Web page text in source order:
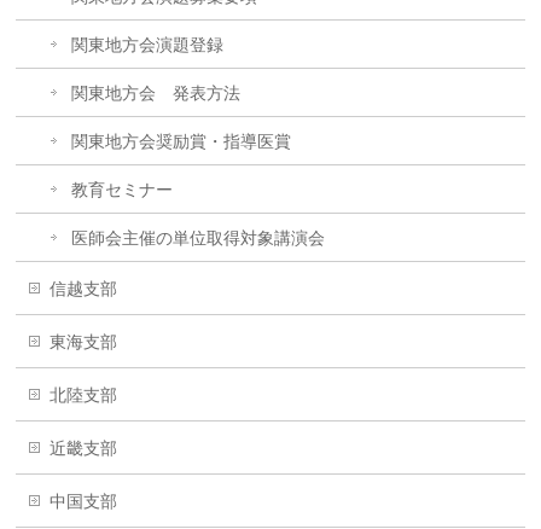
関東地方会演題登録
関東地方会 発表方法
関東地方会奨励賞・指導医賞
教育セミナー
医師会主催の単位取得対象講演会
信越支部
東海支部
北陸支部
近畿支部
中国支部